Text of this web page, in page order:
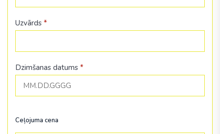
Uzvārds *
Dzimšanas datums *
Ceļojuma cena